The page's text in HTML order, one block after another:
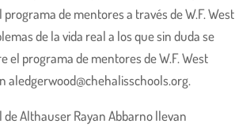
de mentores a través de W.F. West
de la vida real a los que sin duda se
programa de mentores de W.F. West
aledgerwood@chehalisschools.org.
de Althauser Rayan Abbarno llevan